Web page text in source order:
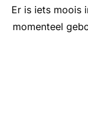
Er is iets moois
momenteel